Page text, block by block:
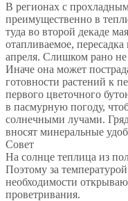
В регионах с
преимущественно в
туда во второй декаде
отапливаемое,
апреля. Слишком рано не
Иначе она может
готовности растений к
первого цветочного
в пасмурную погоду,
солнечными лучами.
вносят минеральные
Совет
На солнце теплица из
Поэтому за
необходимости
проветривания.